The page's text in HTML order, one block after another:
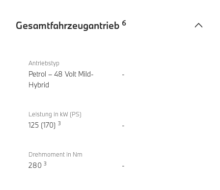
Gesamtfahrzeugantrieb 6
220i
Active
Tourer
Antriebstyp
Petrol – 48 Volt Mild-
Hybrid
-
Leistung in kW (PS)
125 (170) 3 -
Drehmoment in Nm
280 3 -